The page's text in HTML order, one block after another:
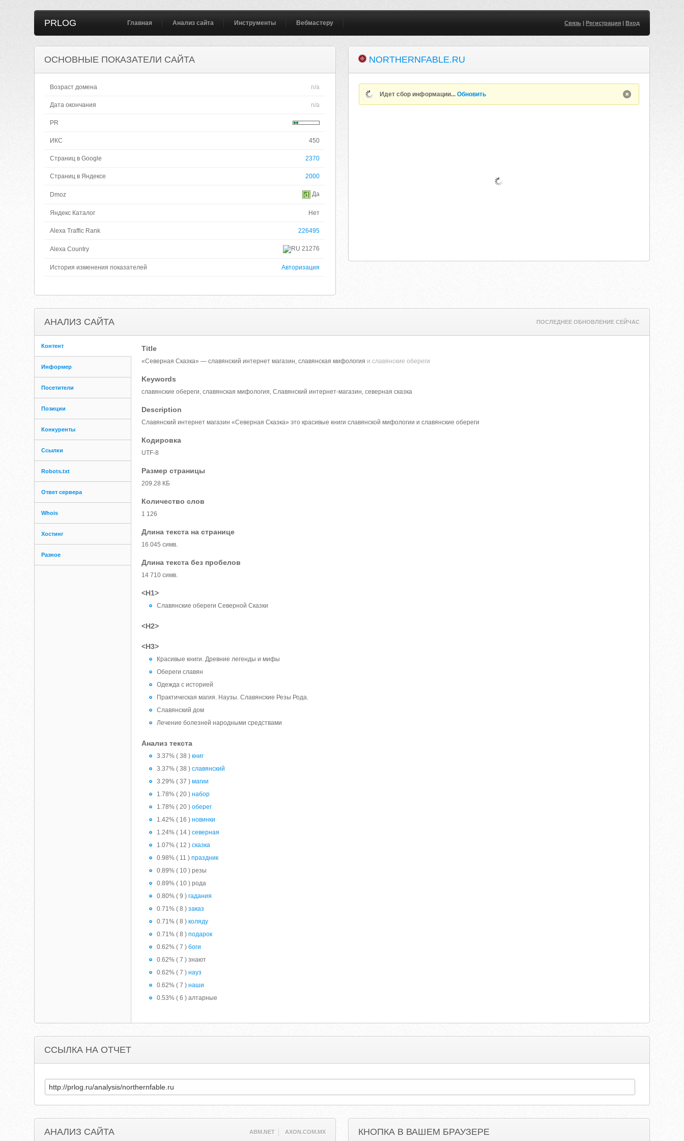
PRLOG Главная Анализ сайта Инструменты Вебмастеру Связь| Регистрация| Вход
ОСНОВНЫЕ ПОКАЗАТЕЛИ САЙТА
Возраст домена n/a
Дата окончания n/a
PR
ИКС 450
Страниц в Google 2370
Страниц в Яндексе 2000
Dmoz Да
Яндекс Каталог Нет
Alexa Traffic Rank 226495
Alexa Country 21276
История изменения показателей Авторизация
NORTHERNFABLE.RU
Идет сбор информации...Обновить
АНАЛИЗ САЙТА ПОСЛЕДНЕЕ ОБНОВЛЕНИЕ СЕЙЧАС
Контент
Информер
Посетители
Позиции
Конкуренты
Ссылки
Robots.txt
Ответ сервера
Whois
Хостинг
Разное
Title
«Северная Сказка» — славянский интернет магазин, славянская мифология и славянские обереги
Keywords
славянские обереги, славянская мифология, Славянский интернет-магазин, северная сказка
Description
Славянский интернет магазин «Северная Сказка» это красивые книги славянской мифологии и славянские обереги
Кодировка
UTF-8
Размер страницы
209.28 КБ
Количество слов
1 126
Длина текста на странице
16 045 симв.
Длина текста без пробелов
14 710 симв.
<H1>
Славянские обереги Северной Сказки
<H2>
<H3>
Красивые книги. Древние легенды и мифы
Обереги славян
Одежда с историей
Практическая магия. Наузы. Славянские Резы Рода.
Славянский дом
Лечение болезней народными средствами
Анализ текста
3.37% ( 38 )книг
3.37% ( 38 )славянский
3.29% ( 37 )магии
1.78% ( 20 )набор
1.78% ( 20 )оберег
1.42% ( 16 )новинки
1.24% ( 14 )северная
1.07% ( 12 )сказка
0.98% ( 11 )праздник
0.89% ( 10 ) резы
0.89% ( 10 ) рода
0.80% ( 9 )гадания
0.71% ( 8 )заказ
0.71% ( 8 )коляду
0.71% ( 8 )подарок
0.62% ( 7 )боги
0.62% ( 7 ) знают
0.62% ( 7 )науз
0.62% ( 7 )наши
0.53% ( 6 ) алтарные
ССЫЛКА НА ОТЧЕТ
АНАЛИЗ САЙТА ABM.NET AXON.COM.MX КНОПКА В ВАШЕМ БРАУЗЕРЕ